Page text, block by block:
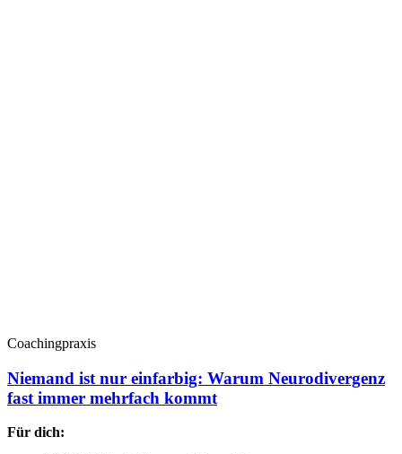
Coachingpraxis
Niemand ist nur einfarbig: Warum Neurodivergenz
fast immer mehrfach kommt
Für dich: